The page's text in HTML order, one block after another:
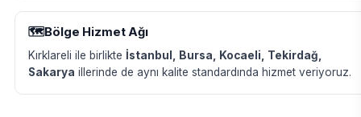
🗺️Bölge Hizmet Ağı
Kırklareli ile birlikte İstanbul, Bursa, Kocaeli, Tekirdağ,
Sakarya illerinde de aynı kalite standardında hizmet veriyoruz.